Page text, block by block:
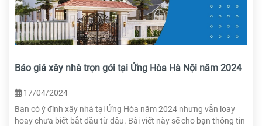
Báo giá xây nhà trọn gói tại Ứng Hòa Hà Nội năm 2024
17/04/2024
Bạn có ý định xây nhà tại Ứng Hòa năm 2024 nhưng vẫn loay
hoay chưa biết bắt đầu từ đâu. Bài viết này sẽ cho bạn thông tin